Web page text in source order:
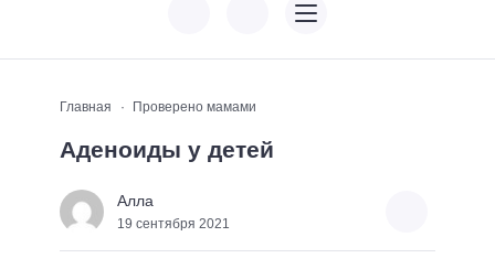
Главная Проверено мамами
Аденоиды у детей
Алла
19 сентября 2021